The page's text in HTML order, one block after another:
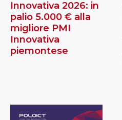
Innovativa 2026: in
palio 5.000 € alla
migliore PMI
Innovativa
piemontese